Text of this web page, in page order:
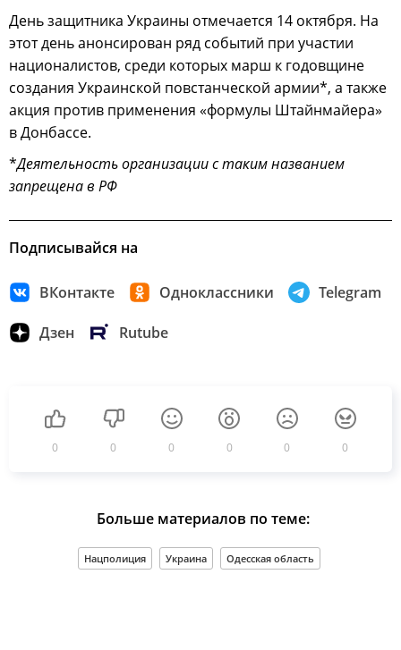
День защитника Украины отмечается 14 октября. На
этот день анонсирован ряд событий при участии
националистов, среди которых марш к годовщине
создания Украинской повстанческой армии*, а также
акция против применения «формулы Штайнмайера»
в Донбассе.
*Деятельность организации с таким названием
запрещена в РФ
Подписывайся на
ВКонтакте Одноклассники Telegram
Дзен Rutube
0 0 0 0 0 0
Больше материалов по теме:
Нацполиция Украина Одесская область